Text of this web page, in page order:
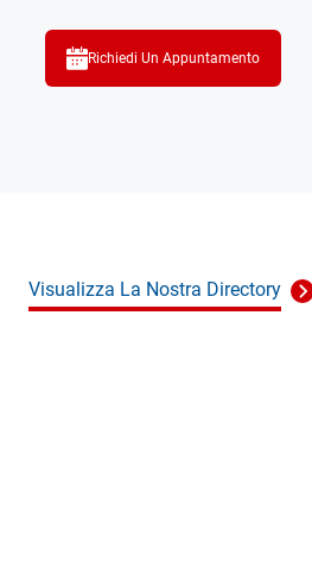
Richiedi Un Appuntamento
Visualizza La Nostra Directory